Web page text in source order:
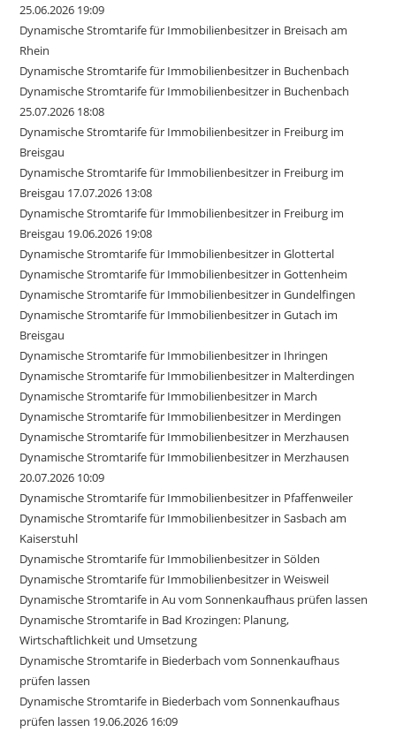
25.06.2026 19:09
Dynamische Stromtarife für Immobilienbesitzer in Breisach am
Rhein
Dynamische Stromtarife für Immobilienbesitzer in Buchenbach
Dynamische Stromtarife für Immobilienbesitzer in Buchenbach
25.07.2026 18:08
Dynamische Stromtarife für Immobilienbesitzer in Freiburg im
Breisgau
Dynamische Stromtarife für Immobilienbesitzer in Freiburg im
Breisgau 17.07.2026 13:08
Dynamische Stromtarife für Immobilienbesitzer in Freiburg im
Breisgau 19.06.2026 19:08
Dynamische Stromtarife für Immobilienbesitzer in Glottertal
Dynamische Stromtarife für Immobilienbesitzer in Gottenheim
Dynamische Stromtarife für Immobilienbesitzer in Gundelfingen
Dynamische Stromtarife für Immobilienbesitzer in Gutach im
Breisgau
Dynamische Stromtarife für Immobilienbesitzer in Ihringen
Dynamische Stromtarife für Immobilienbesitzer in Malterdingen
Dynamische Stromtarife für Immobilienbesitzer in March
Dynamische Stromtarife für Immobilienbesitzer in Merdingen
Dynamische Stromtarife für Immobilienbesitzer in Merzhausen
Dynamische Stromtarife für Immobilienbesitzer in Merzhausen
20.07.2026 10:09
Dynamische Stromtarife für Immobilienbesitzer in Pfaffenweiler
Dynamische Stromtarife für Immobilienbesitzer in Sasbach am
Kaiserstuhl
Dynamische Stromtarife für Immobilienbesitzer in Sölden
Dynamische Stromtarife für Immobilienbesitzer in Weisweil
Dynamische Stromtarife in Au vom Sonnenkaufhaus prüfen lassen
Dynamische Stromtarife in Bad Krozingen: Planung,
Wirtschaftlichkeit und Umsetzung
Dynamische Stromtarife in Biederbach vom Sonnenkaufhaus
prüfen lassen
Dynamische Stromtarife in Biederbach vom Sonnenkaufhaus
prüfen lassen 19.06.2026 16:09